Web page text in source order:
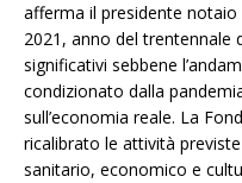
afferma il presidente
2021, anno del
significativi sebbene
condizionato dalla
sull’economia reale. La
ricalibrato le attività
sanitario, economico e